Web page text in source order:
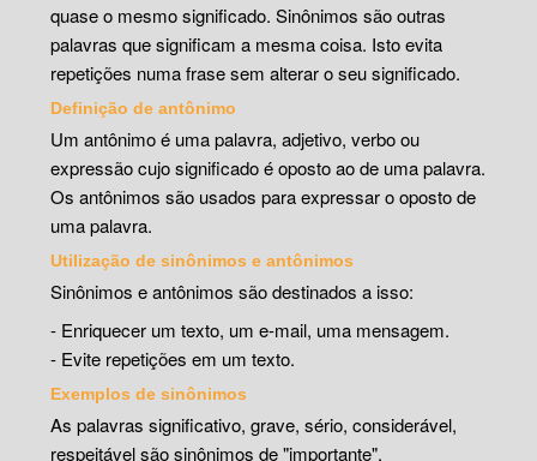
quase o mesmo significado. Sinônimos são outras
palavras que significam a mesma coisa. Isto evita
repetições numa frase sem alterar o seu significado.
Definição de antônimo
Um antônimo é uma palavra, adjetivo, verbo ou
expressão cujo significado é oposto ao de uma palavra.
Os antônimos são usados para expressar o oposto de
uma palavra.
Utilização de sinônimos e antônimos
Sinônimos e antônimos são destinados a isso:
- Enriquecer um texto, um e-mail, uma mensagem.
- Evite repetições em um texto.
Exemplos de sinônimos
As palavras significativo, grave, sério, considerável,
respeitável são sinônimos de "importante".